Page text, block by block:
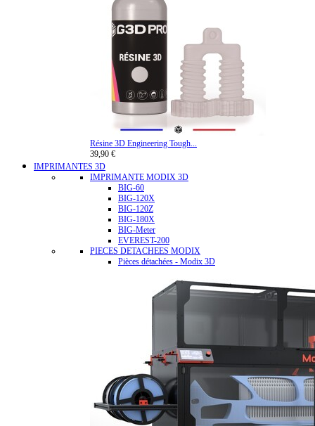
Résine 3D Engineering Tough...
39,90 €
IMPRIMANTES 3D
IMPRIMANTE MODIX 3D
BIG-60
BIG-120X
BIG-120Z
BIG-180X
BIG-Meter
EVEREST-200
PIECES DETACHEES MODIX
Pièces détachées - Modix 3D